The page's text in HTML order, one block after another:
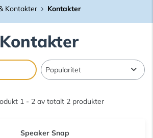
Kontakter Kontakter
Kontakter
1 - 2 av totalt 2 produkter
Speaker Snap